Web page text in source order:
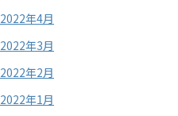
2022年4月
2022年3月
2022年2月
2022年1月